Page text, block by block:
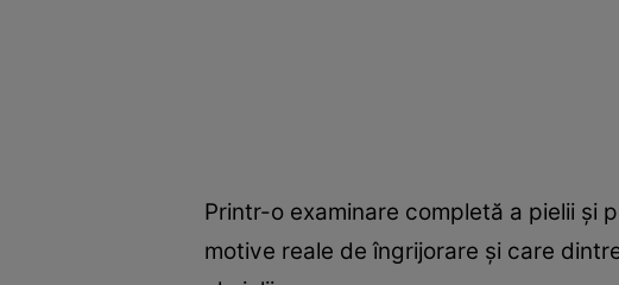
Printr-o examinare completă a pielii şi
motive reale de îngrijorare şi care